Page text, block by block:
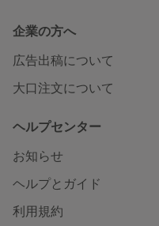
企業の方へ
広告出稿について
大口注文について
ヘルプセンター
お知らせ
ヘルプとガイド
利用規約